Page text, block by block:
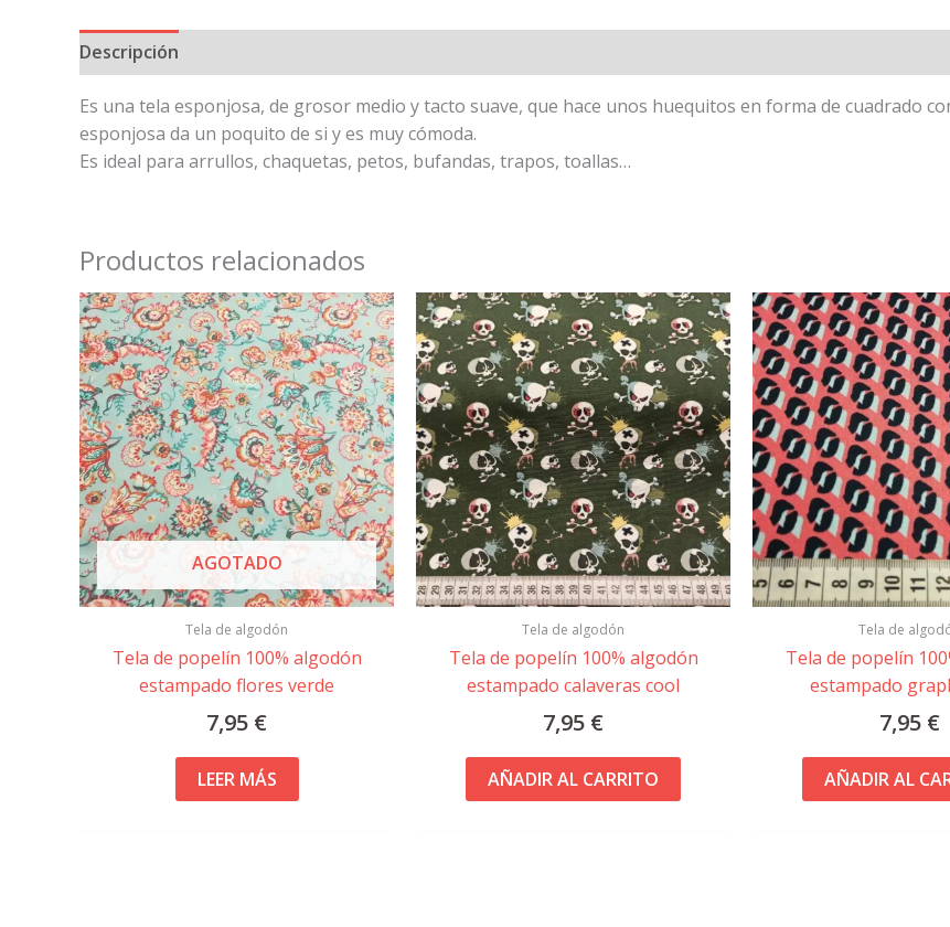
Descripción
Es una tela esponjosa, de grosor medio y tacto suave, que hace unos huequitos en forma de cuadrado
esponjosa da un poquito de si y es muy cómoda.
Es ideal para arrullos, chaquetas, petos, bufandas, trapos, toallas…
Productos relacionados
AGOTADO
Tela de algodón
Tela de popelín 100% algodón
estampado flores verde
7,95 €
LEER MÁS
Tela de algodón
Tela de popelín 100% algodón
estampado calaveras cool
7,95 €
AÑADIR AL CARRITO
Tela de
Tela de popelín
estampado
7,95 €
AÑADIR AL